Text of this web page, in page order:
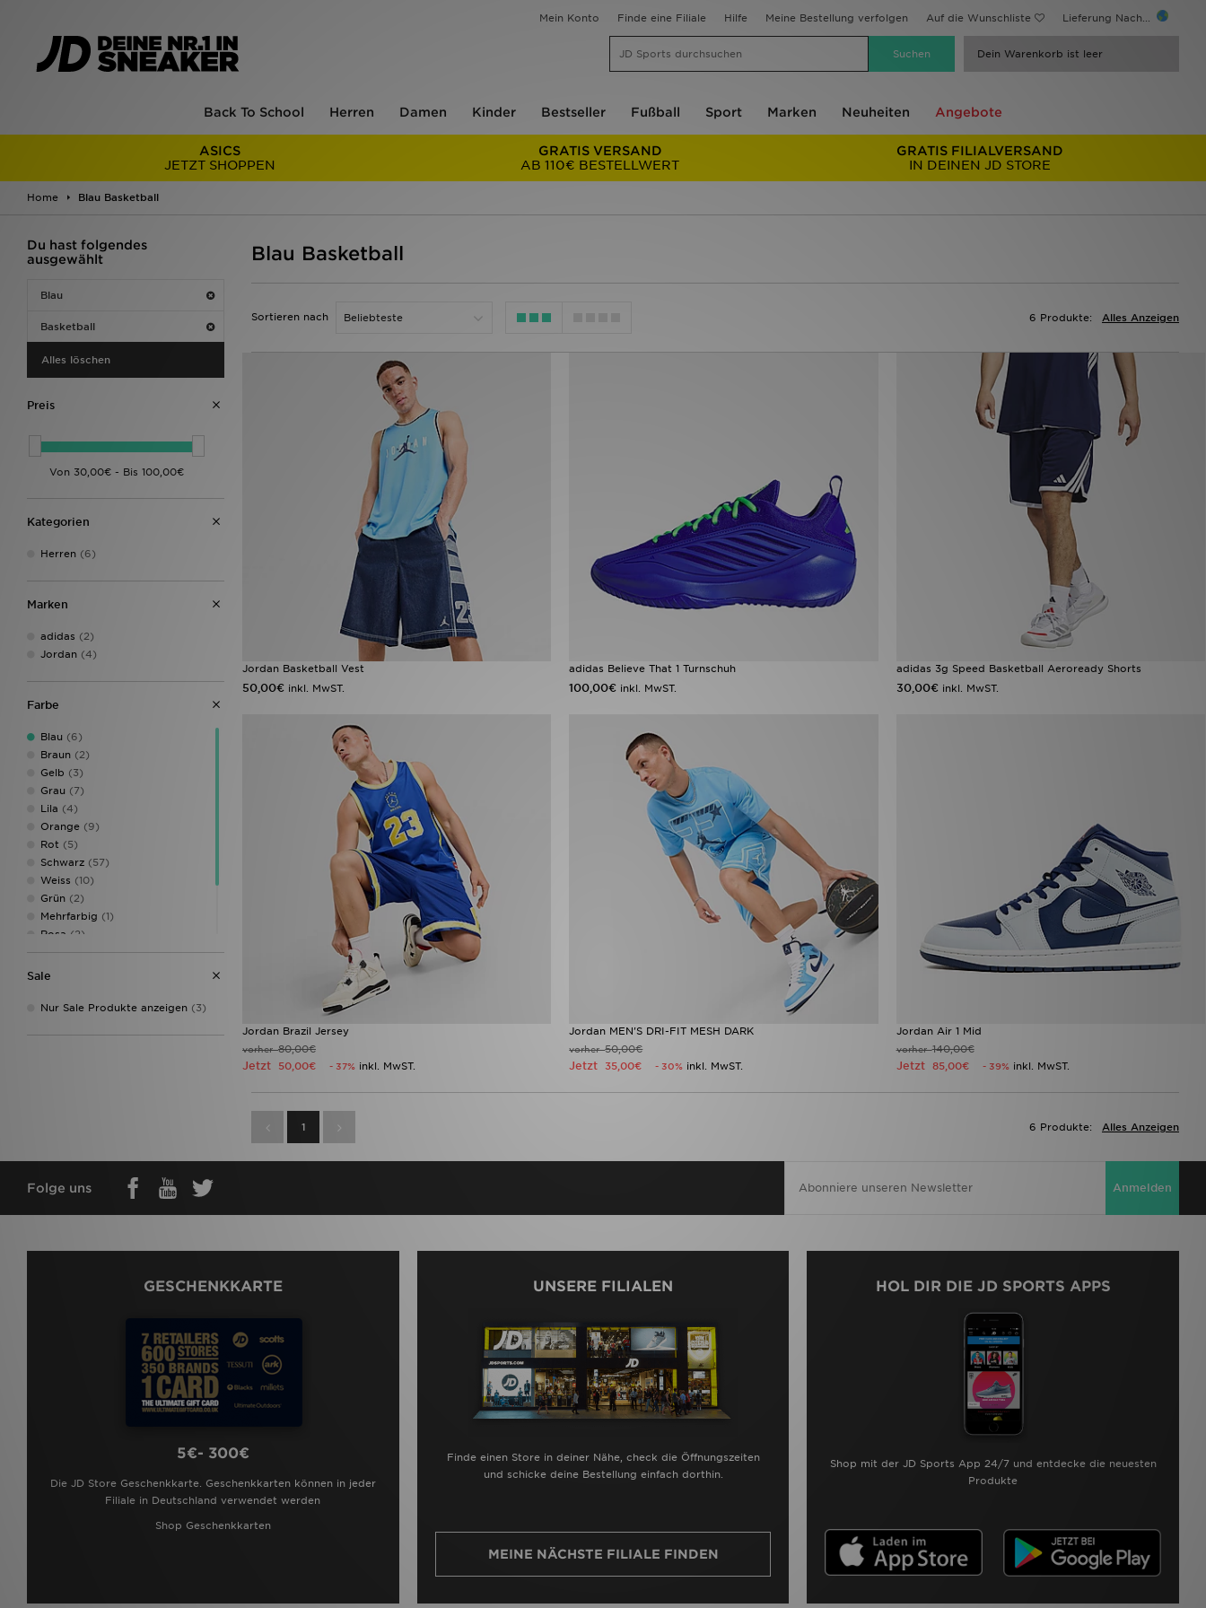
Mein Konto Finde eine Filiale Hilfe Meine Bestellung verfolgen Auf die Wunschliste Lieferung Nach...
Dein Warenkorb ist leer
Back To School Herren Damen Kinder Bestseller Fußball Sport Marken Neuheiten Angebote
ASICS
JETZT SHOPPEN
GRATIS VERSAND
AB 110€ BESTELLWERT
GRATIS FILIALVERSAND
IN DEINEN JD STORE
Home Blau Basketball
Du hast folgendes
ausgewählt
Blau
Basketball
Alles löschen
Preis
Kategorien
Herren (6)
Marken
adidas (2)
Jordan (4)
Farbe
Blau (6)
Braun (2)
Gelb (3)
Grau (7)
Lila (4)
Orange (9)
Rot (5)
Schwarz (57)
Weiss (10)
Grün (2)
Mehrfarbig (1)
Rosa (2)
Silber(3)
Türkis
Sale
Nur Sale Produkte anzeigen (3)
Blau Basketball
Sortieren nach Alles Anzeigen
6 Produkte:
Jordan Basketball Vest
50,00€ inkl. MwST.
adidas Believe That 1 Turnschuh
100,00€ inkl. MwST.
adidas 3g Speed Basketball Aeroready Shorts
30,00€ inkl. MwST.
Jordan Brazil Jersey
vorher80,00€
Jetzt 50,00€ - 37% inkl. MwST.
Jordan MEN'S DRI-FIT MESH DARK
vorher50,00€
Jetzt 35,00€ - 30% inkl. MwST.
Jordan Air 1 Mid
vorher140,00€
Jetzt 85,00€ - 39% inkl. MwST.
1 Alles Anzeigen
6 Produkte:
Folge uns Anmelden
GESCHENKKARTE
5€- 300€
Die JD Store Geschenkkarte. Geschenkkarten können in jeder
Filiale in Deutschland verwendet werden
Shop Geschenkkarten
UNSERE FILIALEN
Finde einen Store in deiner Nähe, check die Öffnungszeiten
und schicke deine Bestellung einfach dorthin.
MEINE NÄCHSTE FILIALE FINDEN
HOL DIR DIE JD SPORTS APPS
Shop mit der JD Sports App 24/7 und entdecke die neuesten
Produkte